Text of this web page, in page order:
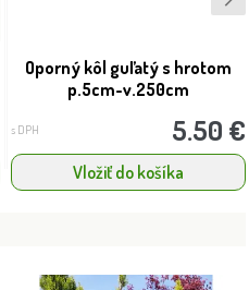
Oporný kôl guľatý s hrotom
p.5cm-v.250cm
s DPH 5.50 €
Vložiť do košíka